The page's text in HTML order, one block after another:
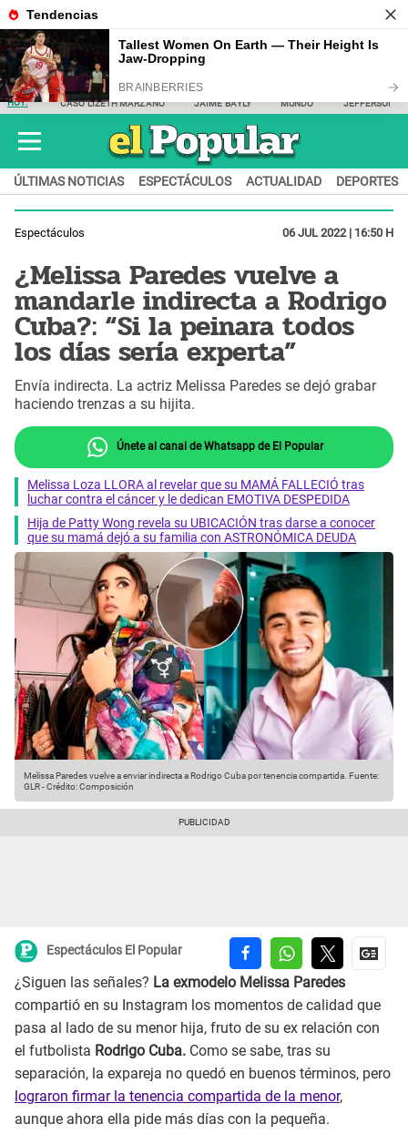
HOY: CASO LIZETH MARZANO JAIME BAYLY MUNDO JEFFERSON
ÚLTIMAS NOTICIAS ESPECTÁCULOS ACTUALIDAD DEPORTES
Espectáculos 06 JUL 2022 | 16:50 H
¿Melissa Paredes vuelve a
mandarle indirecta a Rodrigo
Cuba?: “Si la peinara todos
los días sería experta”
Envía indirecta. La actriz Melissa Paredes se dejó grabar
haciendo trenzas a su hijita.
Únete al canal de Whatsapp de El Popular
Melissa Loza LLORA al revelar que su MAMÁ FALLECIÓ tras
luchar contra el cáncer y le dedican EMOTIVA DESPEDIDA
Hija de Patty Wong revela su UBICACIÓN tras darse a conocer
que su mamá dejó a su familia con ASTRONÓMICA DEUDA
Melissa Paredes vuelve a enviar indirecta a Rodrigo Cuba por tenencia compartida. Fuente:
GLR-Crédito: Composición
Espectáculos El Popular
¿Siguen las señales? La exmodelo Melissa Paredes
compartió en su Instagram los momentos de calidad que
pasa al lado de su menor hija, fruto de su ex relación con
el futbolista Rodrigo Cuba. Como se sabe, tras su
separación, la expareja no quedó en buenos términos, pero
lograron firmar la tenencia compartida de la menor,
aunque ahora ella pide más días con la pequeña.